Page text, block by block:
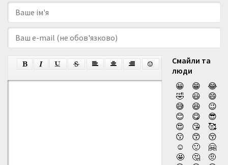
Смайли та
люди
😀
😁
😂
🤣
😃
😄
😅
😆
😉
😊
😋
😎
😍
😘
🥰
😗
😙
😚
☺️
🙂
🤗
🤩
🤔
🤨